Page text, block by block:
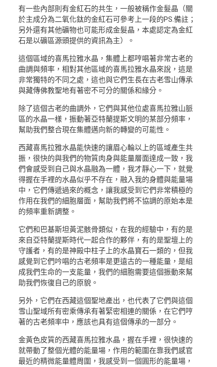
有一些內部則有金紅石的共生，一般被稱作金髮晶（關
於主成分為二氧化鈦的金紅石可參考上一段的PS.備註；
另外還有其他礦物也可能形成金髮晶，本處認定為金紅
石是以礦區源頭提供的資訊為主）。
這個區域的喜馬拉雅水晶，集體上都哼唱著非常古老的
曲調與頻率，相對其他區域的喜馬拉雅水晶來說，這是
非常獨特的不同之處，這也與它們生長在古老雪山傳承
與藏傳佛教聖地有著密不可分的關係和緣分。
除了這個古老的曲調外，它們與其他位處喜馬拉雅山脈
區的水晶一樣，振動著亞特蘭提斯文明的某部分頻率，
幫助我們整合現在集體邁向新的轉變的可能性。
西藏喜馬拉雅水晶能快速的讓眉心輪以上的區域產生共
振，很快的與我們的物質肉身與能量層面達成一致，我
們會感受到自己與水晶融為一體，我才靜心一下，就覺
得握在手裡的水晶似乎不存在，融入我的身體與能量場
中，它們傳遞過來的概念，讓我感受到它們非常積極的
作用在我們的細胞層面，幫助我們將不協調的原始本是
的頻率重新調整。
它們和巴基斯坦黃泥骸骨類似，在我的經驗中，有的是
來自亞特蘭提斯時代一起合作的夥伴，有的是聖壇上的
守護者，有的是神殿中柱子上的水晶寶石一類的，但我
感覺到它們吟唱的古老頻率是更遠古的一種能量，是組
成我們生命的一支能量，我們的細胞需要這個振動來幫
助我們恢復自己的原貌。
另外，它們在西藏這個聖地產出，也代表了它們與這個
雪山聖域所有密乘傳承有著緊密相連的關係，在它們哼
著的古老頻率中，應該也具有這個傳承的一部分。
金黃色皮質的西藏喜馬拉雅水晶，握在手裡，很快速的
就帶動了整個光體的能量場，作用的範圍在靠我們感官
最近的精微能量體周圍，我感受到一個圓形的能量場，